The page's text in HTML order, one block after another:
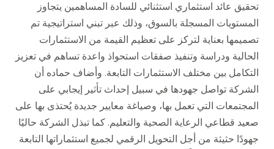
تحقيق عائد استثماري استثنائي للسادة المساهمين يتجاوز
المستويات المسجلة بالسوق، وذلك عبر تبني استراتيجية تم
تصميمها بعناية لتركز على تعظيم القيمة من الاستثمارات
الحالية ودراسة وتنفيذ صفقات استحواذ واعدة تساهم في تعزيز
التكامل بين مختلف الاستثمارات التابعة. وأضاف حماده أن
الشركة تواصل جهودها في سبيل إحداث تأثير إيجابي على
المجتمعات التي تعمل بها، وصياغة معايير جديدة يُحتذى بها على
صعيد قطاعي الرعاية الصحية والتعليم. كما تبذل الشركة حاليًا
جهودًا حثيثة من أجل التحويل الرقمي لجميع استثماراتها التابعة